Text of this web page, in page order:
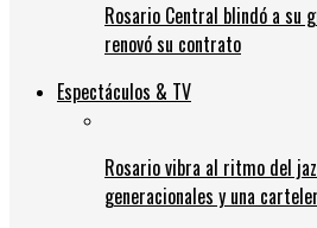
Rosario Central blindó a su
renovó su contrato
Espectáculos & TV
Rosario vibra al ritmo del
generacionales y una